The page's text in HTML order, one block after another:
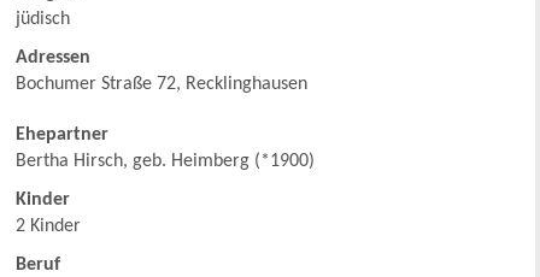
jüdisch
Adressen
Bochumer Straße 72, Recklinghausen
Ehepartner
Bertha Hirsch, geb. Heimberg (*1900)
Kinder
2 Kinder
Beruf